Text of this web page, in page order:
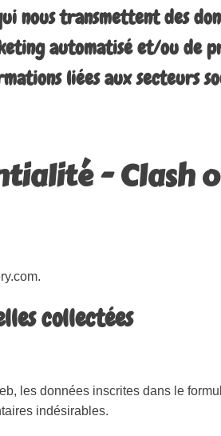
nous transmettent des
automatisé et/ou de
liées aux secteurs
- Clash
collectées
les données inscrites dans le
indésirables.